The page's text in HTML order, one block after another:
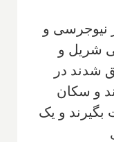
نیوجرسی و
شریل و
شدند در
و سکان
بگیرند و یک